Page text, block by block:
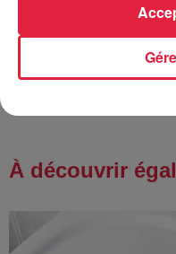
Au
avec
À découvrir